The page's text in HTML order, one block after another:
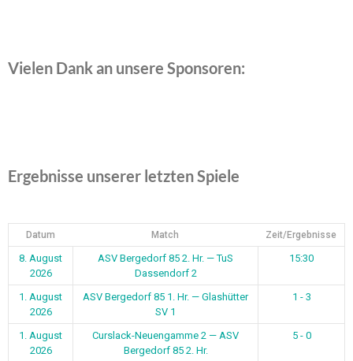
Vielen Dank an unsere Sponsoren:
Ergebnisse unserer letzten Spiele
Datum Match Zeit/Ergebnisse
8. August
2026
ASV Bergedorf 85 2. Hr. — TuS
Dassendorf 2
15:30
1. August
2026
ASV Bergedorf 85 1. Hr. — Glashütter
SV 1
1 - 3
1. August
2026
Curslack-Neuengamme 2 — ASV
Bergedorf 85 2. Hr.
5 - 0